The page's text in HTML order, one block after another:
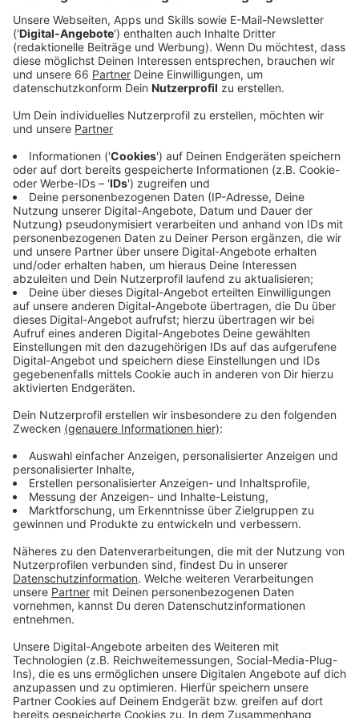
Veröffentlicht:Sonntag, 14.01.2024 09:05
Anzeige
Auch die Füchschen Alm öffnet heute das letzte Mal
für diese Saison. Ab morgen wird die Winterwelt dann
abgebaut. Der Betreiber Oscar Bruch zieht insgesamt
ein positives Fazit. Die Alm habe sich als
Publikumsmagnet entpuppt und vor allem an den
Wochenenden bei gutem Wetter für lange
Warteschlangen gesorgt. Auch das Eisstockschießen
sei in diesem Jahr wieder sehr gut angenommen
worden. Wie schon im vergangenen Jahr hatte Bruch
teilweise auf eine Kunststoff-Eisbahn gesetzt. Damit
konnten rund 40 Prozent der Energiekosten gespart
werden.
Anzeige
Weitere Infos und Links zum Thema:
Anzeige
Die Winterwelt Kö on Ice
Mehr Infos zur Winterwelt
Das Riesenrad wurde bereits in der vergangenen
Woche abgebaut